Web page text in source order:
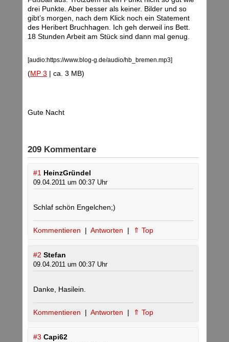
drei Punkte. Aber besser als keiner. Bilder und so
gibt’s morgen, nach dem Klick noch ein Statement
des Heribert Bruchhagen. Ich geh derweil ins Bett.
18 Stunden Arbeit am Stück sind dann mal genug.
[audio:https://www.blog-g.de/audio/hb_bremen.mp3]
(MP 3 | ca. 3 MB)
Gute Nacht
209 Kommentare
#1 HeinzGründel
09.04.2011 um 00:37 Uhr
Schlaf schön Engelchen;)
Kommentieren | Antworten | ⇑ Top
#2 Stefan
09.04.2011 um 00:37 Uhr
Danke, Hasilein.
Kommentieren | Antworten | ⇑ Top
#3 Capi62